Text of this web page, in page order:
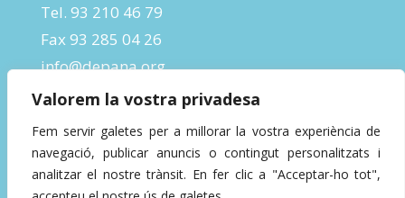
Valorem la vostra privadesa
Fem servir galetes per a millorar la vostra experiència de
navegació, publicar anuncis o contingut personalitzats i
analitzar el nostre trànsit. En fer clic a "Acceptar-ho tot",
Tel. 93 210 46 79
Fax 93 285 04 26
info@depana.org